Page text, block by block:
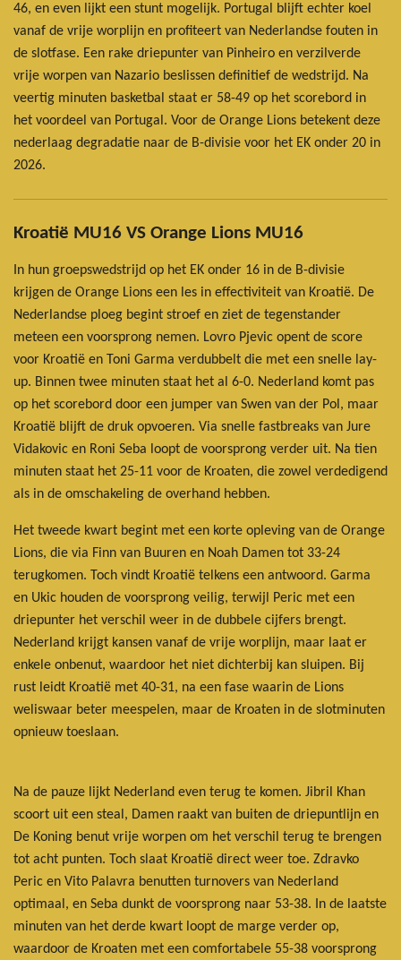
46, en even lijkt een stunt mogelijk. Portugal blijft echter koel
vanaf de vrije worplijn en profiteert van Nederlandse fouten in
de slotfase. Een rake driepunter van Pinheiro en verzilverde
vrije worpen van Nazario beslissen definitief de wedstrijd. Na
veertig minuten basketbal staat er 58-49 op het scorebord in
het voordeel van Portugal. Voor de Orange Lions betekent deze
nederlaag degradatie naar de B-divisie voor het EK onder 20 in
2026.
Kroatië MU16 VS Orange Lions MU16
In hun groepswedstrijd op het EK onder 16 in de B-divisie
krijgen de Orange Lions een les in effectiviteit van Kroatië. De
Nederlandse ploeg begint stroef en ziet de tegenstander
meteen een voorsprong nemen. Lovro Pjevic opent de score
voor Kroatië en Toni Garma verdubbelt die met een snelle lay-
up. Binnen twee minuten staat het al 6-0. Nederland komt pas
op het scorebord door een jumper van Swen van der Pol, maar
Kroatië blijft de druk opvoeren. Via snelle fastbreaks van Jure
Vidakovic en Roni Seba loopt de voorsprong verder uit. Na tien
minuten staat het 25-11 voor de Kroaten, die zowel verdedigend
als in de omschakeling de overhand hebben.
Het tweede kwart begint met een korte opleving van de Orange
Lions, die via Finn van Buuren en Noah Damen tot 33-24
terugkomen. Toch vindt Kroatië telkens een antwoord. Garma
en Ukic houden de voorsprong veilig, terwijl Peric met een
driepunter het verschil weer in de dubbele cijfers brengt.
Nederland krijgt kansen vanaf de vrije worplijn, maar laat er
enkele onbenut, waardoor het niet dichterbij kan sluipen. Bij
rust leidt Kroatië met 40-31, na een fase waarin de Lions
weliswaar beter meespelen, maar de Kroaten in de slotminuten
opnieuw toeslaan.
Na de pauze lijkt Nederland even terug te komen. Jibril Khan
scoort uit een steal, Damen raakt van buiten de driepuntlijn en
De Koning benut vrije worpen om het verschil terug te brengen
tot acht punten. Toch slaat Kroatië direct weer toe. Zdravko
Peric en Vito Palavra benutten turnovers van Nederland
optimaal, en Seba dunkt de voorsprong naar 53-38. In de laatste
minuten van het derde kwart loopt de marge verder op,
waardoor de Kroaten met een comfortabele 55-38 voorsprong